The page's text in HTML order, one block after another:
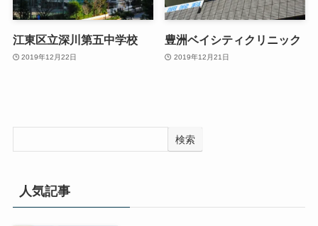
江東区立深川第五中学校
2019年12月22日
豊洲ベイシティクリニック
2019年12月21日
検索
人気記事